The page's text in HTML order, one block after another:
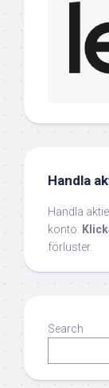
Handla
Handla
konto:
förluster.
Search